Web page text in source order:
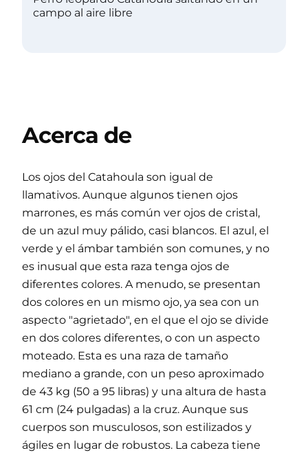
campo al aire libre
Acerca de
Los ojos del Catahoula son igual de
llamativos. Aunque algunos tienen ojos
marrones, es más común ver ojos de cristal,
de un azul muy pálido, casi blancos. El azul, el
verde y el ámbar también son comunes, y no
es inusual que esta raza tenga ojos de
diferentes colores. A menudo, se presentan
dos colores en un mismo ojo, ya sea con un
aspecto "agrietado", en el que el ojo se divide
en dos colores diferentes, o con un aspecto
moteado. Esta es una raza de tamaño
mediano a grande, con un peso aproximado
de 43 kg (50 a 95 libras) y una altura de hasta
61 cm (24 pulgadas) a la cruz. Aunque sus
cuerpos son musculosos, son estilizados y
ágiles en lugar de robustos. La cabeza tiene